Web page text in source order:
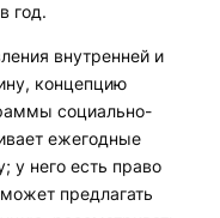
год.
внутренней и
концепцию
социально-
ежегодные
у него есть право
предлагать